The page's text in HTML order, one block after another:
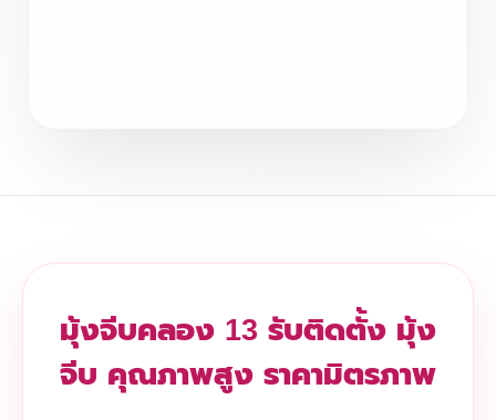
มุ้งจีบคลอง 13 รับติดตั้ง มุ้ง
จีบ คุณภาพสูง ราคามิตรภาพ